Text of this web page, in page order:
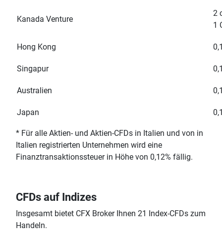
Kanada Venture
2
1
Hong Kong
Singapur
Australien
Japan
* Für alle Aktien- und Aktien-CFDs in Italien und von in
Italien registrierten Unternehmen wird eine
Finanztransaktionssteuer in Höhe von 0,12% fällig.
CFDs auf Indizes
Insgesamt bietet CFX Broker Ihnen 21 Index-CFDs zum
Handeln.